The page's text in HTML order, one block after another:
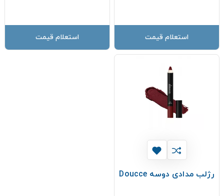
استعلام قیمت استعلام قیمت
رژلب مدادی دوسه Doucce